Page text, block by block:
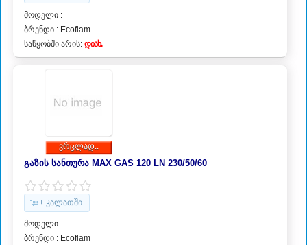
მოდელი :
ბრენდი : Ecoflam
საწყობში არის: დიახ.
ვრცლად..
გაზის სანთურა MAX GAS 120 LN 230/50/60
+ კალათში
მოდელი :
ბრენდი : Ecoflam